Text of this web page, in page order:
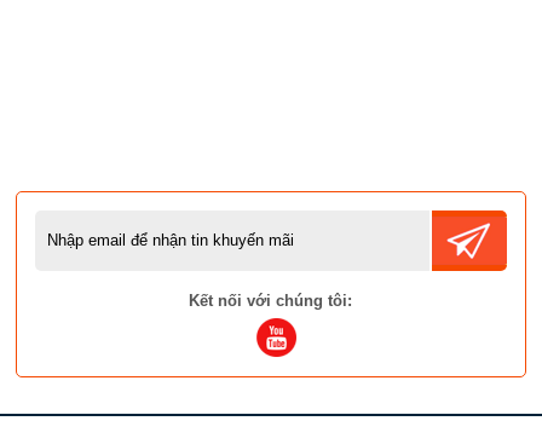
Kết nối với chúng tôi: